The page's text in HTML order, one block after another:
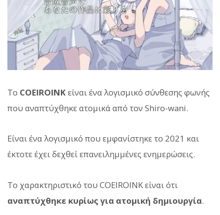
Το COEIROINKείναι ένα λογισμικό σύνθεσης φωνής
που αναπτύχθηκε ατομικά από τον Shiro-wani.
Είναι ένα λογισμικό που εμφανίστηκε το 2021 και
έκτοτε έχει δεχθεί επανειλημμένες ενημερώσεις.
Το χαρακτηριστικό του COEIROINK είναι ότι
αναπτύχθηκε κυρίως για ατομική δημιουργία.